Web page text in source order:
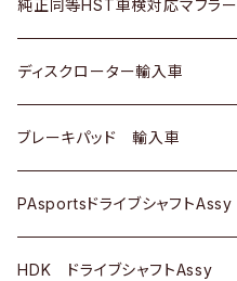
スバル
三菱
スバル
ダイハツ
マツダ
三菱
スバル
ＢＥＮＺ
ダイハツ
マツダ
三菱
スバル
いすゞ
ダイハツ
マツダ
三菱
スバル
スズキ
日産
ダイハツ
マツダ
三菱
ホンダ
スズキ
日産
ダイハツ
マツダ
ホンダ
スズキ
日産
ダイハツ
マツダ
純正同等HST車検対応マフラー
トヨタ
ホンダ
スズキ
日産
ディスクローター輸入車
ＡＵＤＩ
ＢＥＮＺ
ＢＭＷ
ブレーキパッド 輸入車
ＢＥＮＺ
ＢＭＷ
PAsportsドライブシャフトAssy
トヨタ
HDK ドライブシャフトAssy